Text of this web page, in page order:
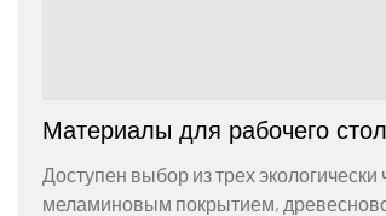
Материалы для рабочего
Доступен выбор из трех
меламиновым покрытием,